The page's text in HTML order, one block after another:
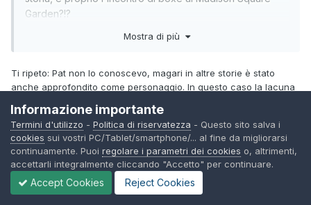
Garden?!?
specifico?
Mostra di più
Ti ripeto: Pat non lo conoscevo, magari in altre storie è stato
anche approfondito come personaggio. In questo caso la lacuna
Fondamentale il suo utilizzo non mi sembra e lo scontro di Box
non capisco come potrebbe essere il fulcro di tutta la vicenda. Se
hai la pazienza di spiegarmi mi fai una cortesia.
I momenti buonisti? I primi due che mi vengono in mente: il finale,
la scena in cui scagnozzi della gang cinese cercano di uccidere
Tex che cade alla fine in una botola nascosta e che in trappola e
Informazione importante
Termini d'utilizzo - Politica di riservatezza - Questo sito salva i
cookies sui vostri PC/Tablet/smartphone/... al fine da migliorarsi
continuamente. Puoi regolare i parametri dei cookies o, altrimenti,
accettarli integralmente cliccando "Accetto" per continuare.
Accept Cookies Reject Cookies